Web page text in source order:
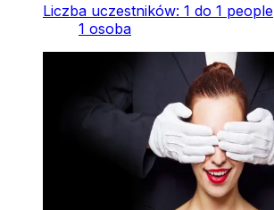
Liczba uczestników: 1 do 1 people
1 osoba